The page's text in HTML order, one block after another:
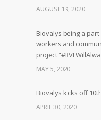
AUGUST 19, 2020
Biovalys being a
workers and
project
MAY 5, 2020
Biovalys kicks off
APRIL 30, 2020